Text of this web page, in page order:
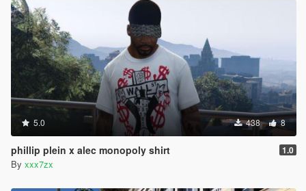
5.0 438 8
phillip plein x alec monopoly shirt 1.0
By xxx7zx